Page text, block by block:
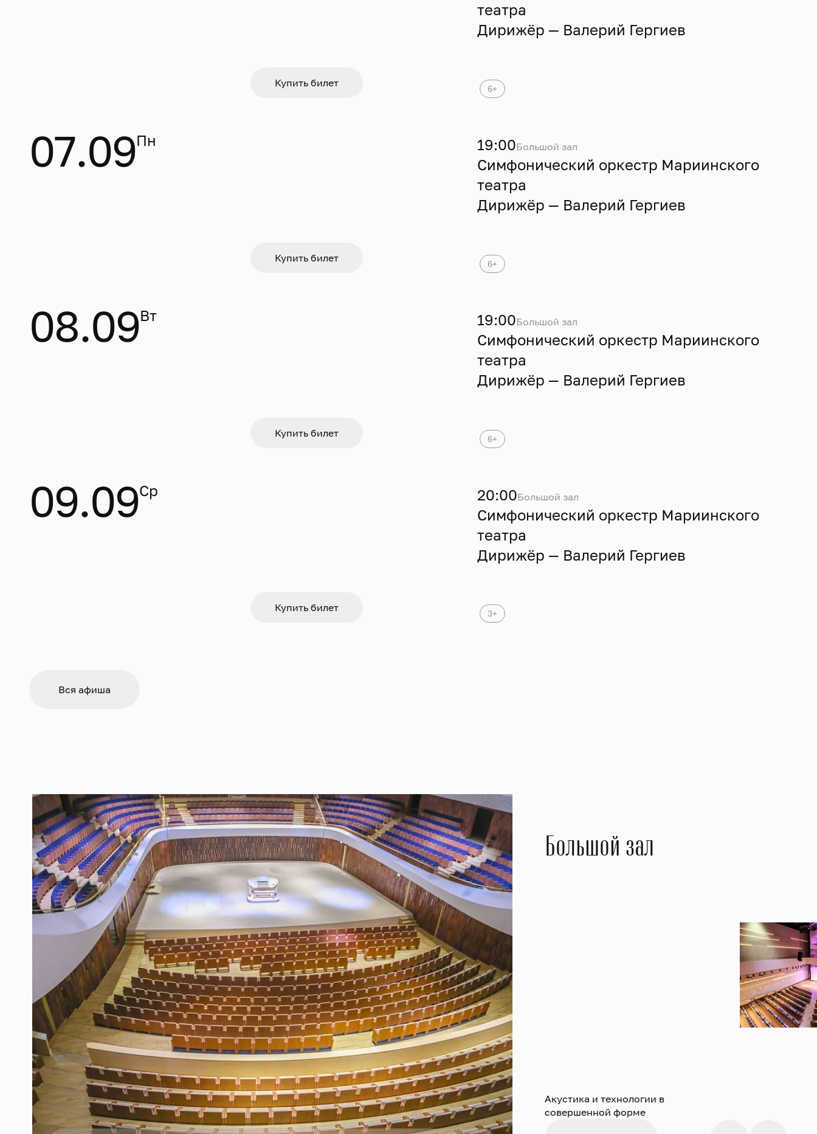
театра
Дирижёр — Валерий Гергиев
Купить билет 6+
07.09Пн 19:00Большой зал
Симфонический оркестр Мариинского
театра
Дирижёр — Валерий Гергиев
Купить билет 6+
08.09Вт 19:00Большой зал
Симфонический оркестр Мариинского
театра
Дирижёр — Валерий Гергиев
Купить билет 6+
09.09Ср 20:00Большой зал
Симфонический оркестр Мариинского
театра
Дирижёр — Валерий Гергиев
Купить билет 3+
Вся афиша
Большой зал
Акустика и технологии в
совершенной форме